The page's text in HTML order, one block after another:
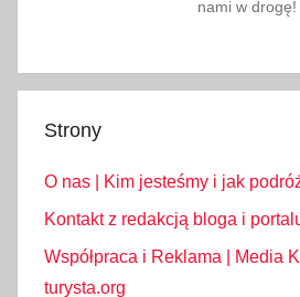
nami w drogę!
Strony
O nas | Kim jesteśmy i jak
Kontakt z redakcją bloga i
Współpraca i Reklama | Media
turysta.org